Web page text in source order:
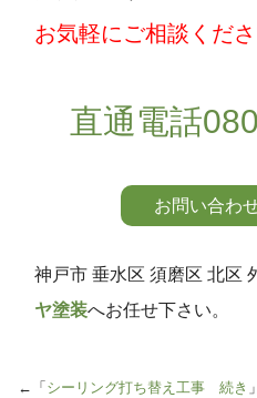
お気軽にご相談くださ
直通電話
お問い合わ
神戸市 垂水区 須磨区 北区
ヤ塗装へお任せ下さい。
←「 シーリング打ち替え工事 続き